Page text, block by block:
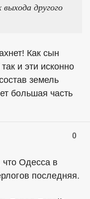
выхода другого
Как сын
и эти исконно
земель
большая часть
0
что Одесса в
последняя.